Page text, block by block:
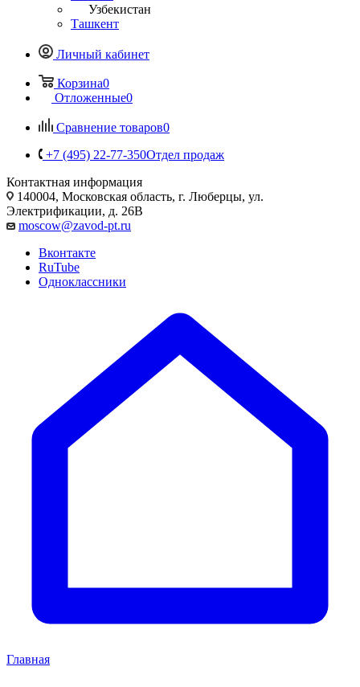
Узбекистан
Ташкент
Личный кабинет
Корзина0
Отложенные0
Сравнение товаров0
+7 (495) 22-77-350Отдел продаж
Контактная информация
140004, Московская область, г. Люберцы, ул.
Электрификации, д. 26В
moscow@zavod-pt.ru
Вконтакте
RuTube
Одноклассники
Главная